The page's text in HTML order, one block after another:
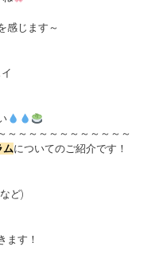
感じます～
～～～～～～～～～～～～
ムについてのご紹介です！
ど)
ます！